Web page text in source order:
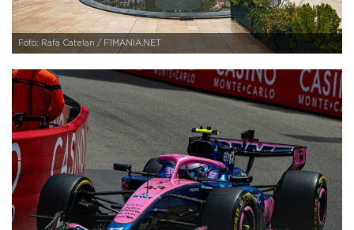
Foto: Rafa Catelan / F1MANIA.NET